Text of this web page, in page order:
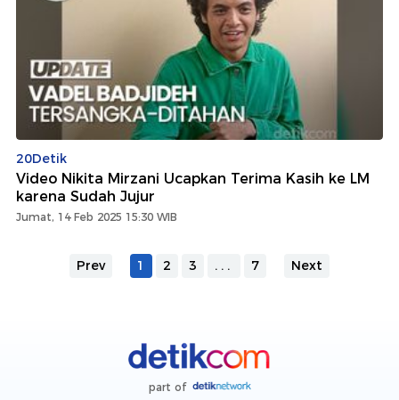
20Detik
Video Nikita Mirzani Ucapkan Terima Kasih ke LM
karena Sudah Jujur
Jumat, 14 Feb 2025 15:30 WIB
Prev 1 2 3 ... 7 Next
part of